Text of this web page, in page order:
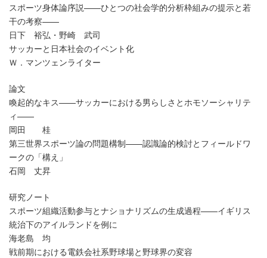
スポーツ身体論序説——ひとつの社会学的分析枠組みの提示と若
干の考察——
日下 裕弘・野崎 武司
サッカーと日本社会のイベント化
Ｗ．マンツェンライター
論文
喚起的なキス——サッカーにおける男らしさとホモソーシャリテ
ィ——
岡田 桂
第三世界スポーツ論の問題構制——認識論的検討とフィールドワ
ークの「構え」
石岡 丈昇
研究ノート
スポーツ組織活動参与とナショナリズムの生成過程——イギリス
統治下のアイルランドを例に
海老島 均
戦前期における電鉄会社系野球場と野球界の変容